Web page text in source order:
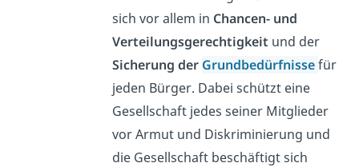
sich vor allem in Chancen- und
Verteilungsgerechtigkeit und der
Sicherung der Grundbedürfnissefür
jeden Bürger. Dabei schützt eine
Gesellschaft jedes seiner Mitglieder
vor Armut und Diskriminierung und
die Gesellschaft beschäftigt sich